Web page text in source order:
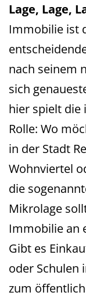
Lage, Lage,
Immobilie ist
nach seinem
sich
hier spielt die
Rolle: Wo
in der Stadt
Wohnviertel
die
Mikrolage
Immobilie an
Gibt es
oder Schulen
zum